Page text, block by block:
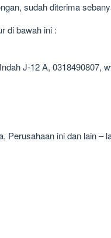
sudah diterima
di bawah ini :
J-12 A, 0318490807,
Perusahaan ini dan lain –